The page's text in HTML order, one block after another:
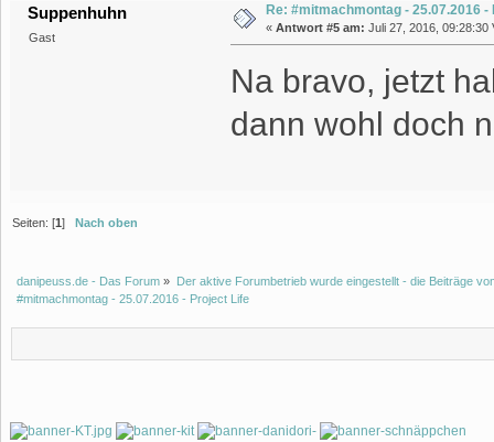
Suppenhuhn
Gast
Re: #mitmachmontag - 25.07.2016 -
« Antwort #5 am: Juli 27, 2016, 09:28:30
Na bravo, jetzt
dann wohl doch
Seiten: [1]Nach oben
danipeuss.de - Das Forum »
Der aktive Forumbetrieb wurde eingestellt - die Beiträge
#mitmachmontag - 25.07.2016 - Project Life